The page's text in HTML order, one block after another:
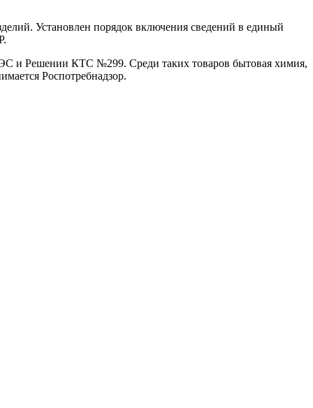
Установлен порядок включения сведений в единый
и Решении КТС №299. Среди таких товаров бытовая химия,
Роспотребнадзор.